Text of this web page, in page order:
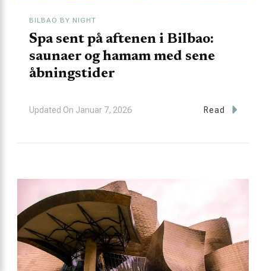
BILBAO BY NIGHT
Spa sent på aftenen i Bilbao:
saunaer og hamam med sene
åbningstider
Updated On Januar 7, 2026 Read